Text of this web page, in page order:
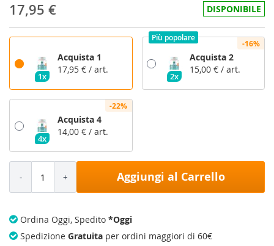
17,95 € DISPONIBILE
1x
Acquista 1
17,95 € / art.
-16%
Più popolare
2x
Acquista 2
15,00 € / art.
-22%
4x
Acquista 4
14,00 € / art.
Aggiungi al Carrello
Ordina Oggi, Spedito *Oggi
Spedizione Gratuita per ordini maggiori di 60€